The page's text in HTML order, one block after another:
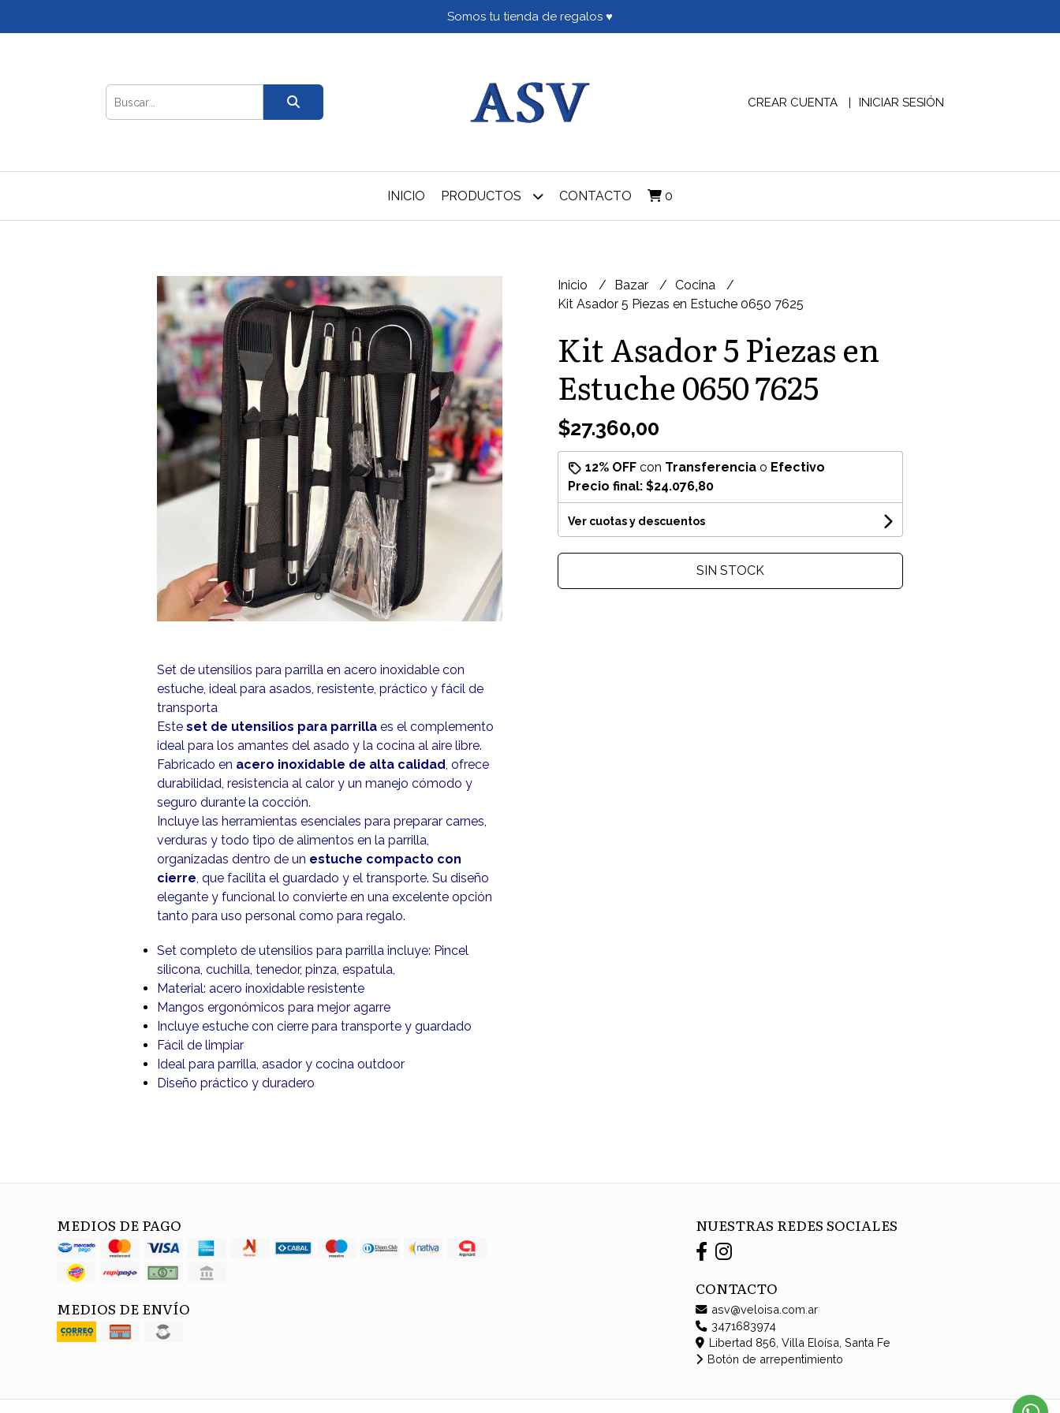
Somos tu tienda de regalos ♥
CREAR CUENTA INICIAR SESIÓN
INICIO PRODUCTOS CONTACTO 0
Set de utensilios para parrilla en acero inoxidable con
estuche, ideal para asados, resistente, práctico y fácil de
transporta
Este set de utensilios para parrilla es el complemento
ideal para los amantes del asado y la cocina al aire libre.
Fabricado en acero inoxidable de alta calidad, ofrece
durabilidad, resistencia al calor y un manejo cómodo y
seguro durante la cocción.
Incluye las herramientas esenciales para preparar carnes,
verduras y todo tipo de alimentos en la parrilla,
organizadas dentro de un estuche compacto con
cierre, que facilita el guardado y el transporte. Su diseño
elegante y funcional lo convierte en una excelente opción
tanto para uso personal como para regalo.
Set completo de utensilios para parrilla incluye: Pincel
silicona, cuchilla, tenedor, pinza, espatula,
Material: acero inoxidable resistente
Mangos ergonómicos para mejor agarre
Incluye estuche con cierre para transporte y guardado
Fácil de limpiar
Ideal para parrilla, asador y cocina outdoor
Diseño práctico y duradero
Inicio Bazar
Cocina
Kit Asador 5 Piezas en Estuche 0650 7625
Kit Asador 5 Piezas en
Estuche 0650 7625
$27.360,00
12% OFF con Transferencia o Efectivo
Precio final: $24.076,80
Ver cuotas y descuentos
SIN STOCK
MEDIOS DE PAGO
MEDIOS DE ENVÍO
NUESTRAS REDES SOCIALES
CONTACTO
asv@veloisa.com.ar
3471683974
Libertad 856, Villa Eloísa, Santa Fe
Botón de arrepentimiento